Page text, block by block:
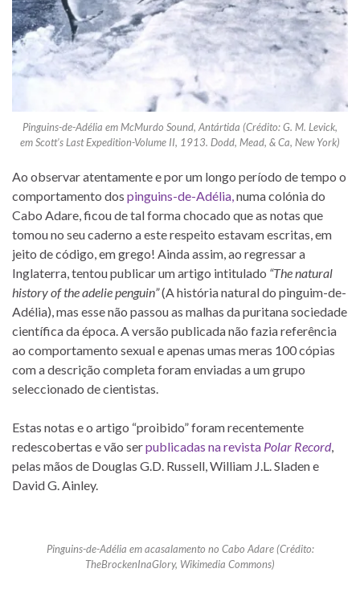
Pinguins-de-Adélia em McMurdo Sound, Antártida (Crédito: G. M. Levick,
emScott’s Last Expedition-Volume II, 1913. Dodd, Mead, & Ca, New York)
Ao observar atentamente e por um longo período de tempo o
comportamento dos pinguins-de-Adélia, numa colónia do
Cabo Adare, ficou de tal forma chocado que as notas que
tomou no seu caderno a este respeito estavam escritas, em
jeito de código, em grego! Ainda assim, ao regressar a
Inglaterra, tentou publicar um artigo intitulado “The natural
history of the adelie penguin”(A história natural do pinguim-de-
Adélia), mas esse não passou as malhas da puritana sociedade
científica da época. A versão publicada não fazia referência
ao comportamento sexual e apenas umas meras 100 cópias
com a descrição completa foram enviadas a um grupo
seleccionado de cientistas.
Estas notas e o artigo “proibido” foram recentemente
redescobertas e vão serpublicadas na revista Polar Record,
pelas mãos de Douglas G.D. Russell, William J.L. Sladen e
David G. Ainley.
Pinguins-de-Adélia em acasalamento no Cabo Adare (Crédito:
TheBrockenInaGlory, Wikimedia Commons)